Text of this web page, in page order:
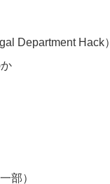
Department Hack）
部）